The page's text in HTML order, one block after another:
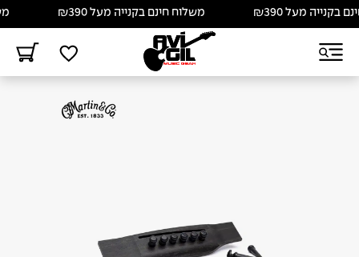
מעל ₪390 משלוח חינם בקנייה מעל ₪390